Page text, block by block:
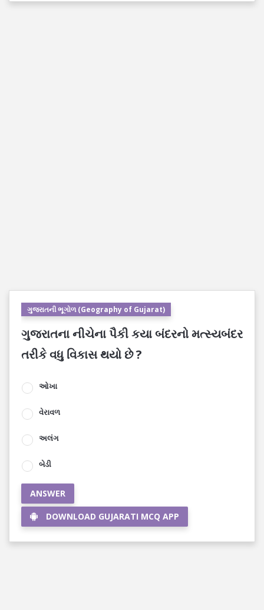
ગુજરાતની ભૂગોળ (Geography of Gujarat)
ગુજરાતના નીચેના પૈકી કયા બંદરનો મત્સ્યબંદર
તરીકે વધુ વિકાસ થયો છે ?
ઓખા
વેરાવળ
અલંગ
બેડી
ANSWER
DOWNLOAD GUJARATI MCQ APP